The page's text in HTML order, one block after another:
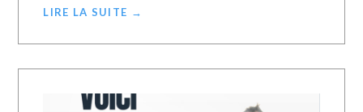
LIRE LA SUITE →